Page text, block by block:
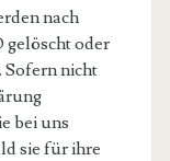
nach
gelöscht oder
Sofern nicht
bei uns
sie für ihre